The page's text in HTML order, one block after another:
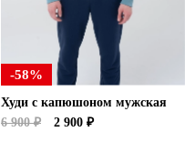
-58%
Худи с капюшоном мужская
6 900 ₽
2 900 ₽